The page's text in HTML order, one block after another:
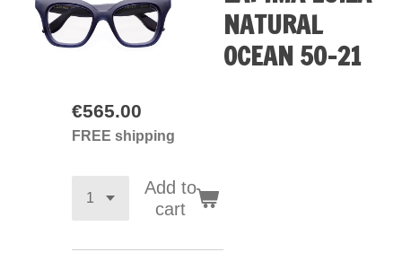
NATURAL
OCEAN 50-21
€565.00
FREE shipping
Add to
cart